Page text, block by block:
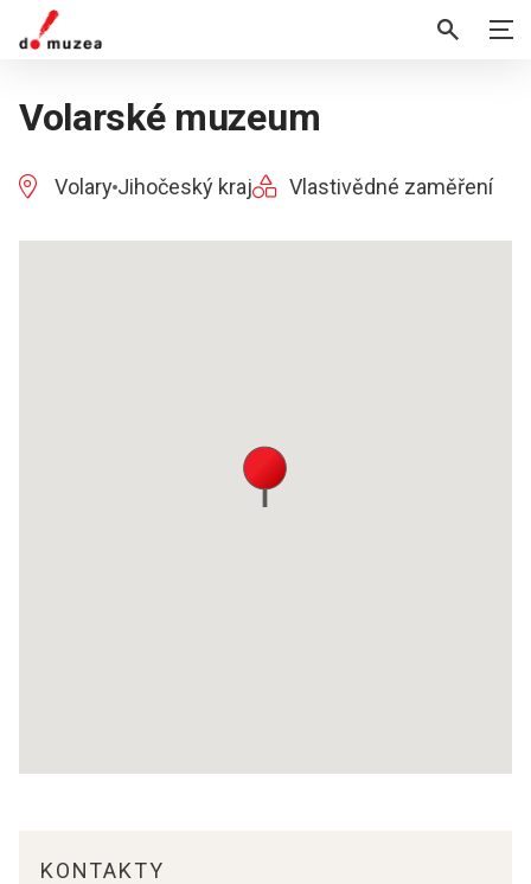
Volarské muzeum
Volary Jihočeský kraj Vlastivědné zaměření
KONTAKTY